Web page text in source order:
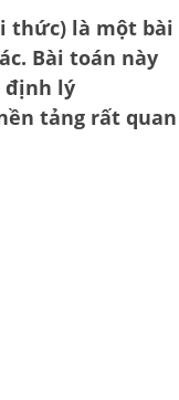
thức) là một bài
Bài toán này
định lý
tảng rất quan